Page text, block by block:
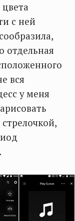
с ней
отдельная
вся
у меня